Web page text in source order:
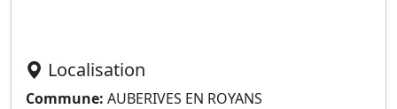
Localisation
Commune: AUBERIVES EN ROYANS